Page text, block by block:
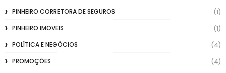
PINHEIRO CORRETORA DE SEGUROS
(1)
PINHEIRO IMOVEIS
(1)
POLÍTICA E NEGÓCIOS
(4)
PROMOÇÕES
(4)